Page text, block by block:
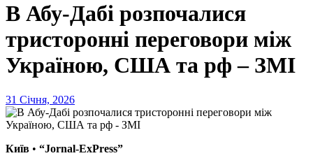
В Абу-Дабі розпочалися
тристоронні переговори між
Україною, США та рф – ЗМІ
31 Січня, 2026
Київ • “Jornal-ExPress”